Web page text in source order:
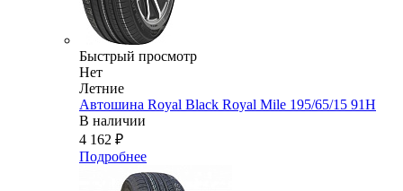
Быстрый просмотр
Нет
Летние
Автошина Royal Black Royal Mile 195/65/15 91H
В наличии
4 162 ₽
Подробнее